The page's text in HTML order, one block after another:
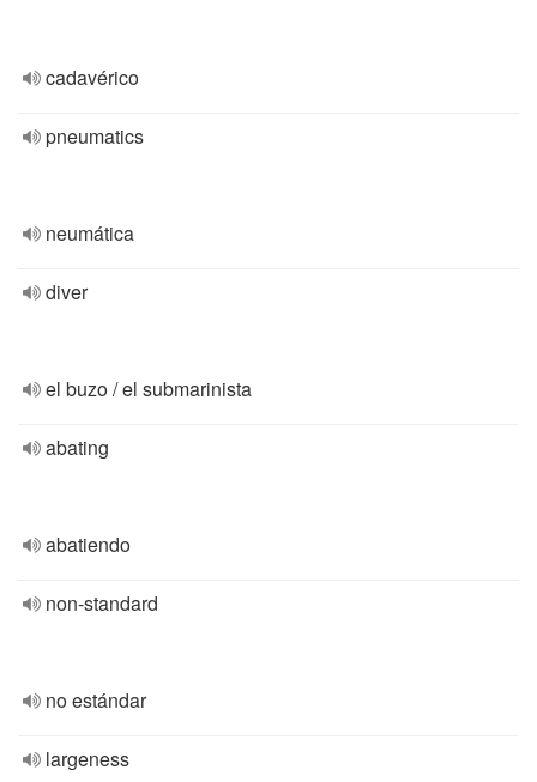
cadavérico
pneumatics
neumática
diver
el buzo / el submarinista
abating
abatiendo
non-standard
no estándar
largeness